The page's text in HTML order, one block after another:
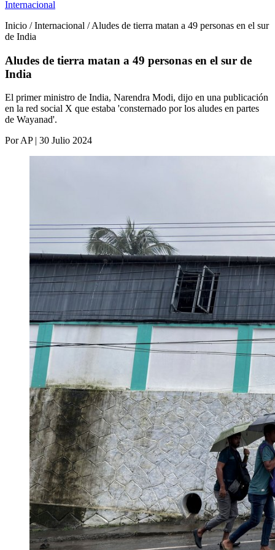
Internacional
Inicio / Internacional / Aludes de tierra matan a 49 personas en el sur
de India
Aludes de tierra matan a 49 personas en el sur de
India
El primer ministro de India, Narendra Modi, dijo en una publicación
en la red social X que estaba 'consternado por los aludes en partes
de Wayanad'.
Por AP | 30 Julio 2024